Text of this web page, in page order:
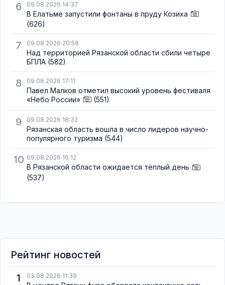
6 09.08.2026 14:37
В Елатьме запустили фонтаны в пруду Козиха
(626)
7 09.08.2026 20:58
Над территорией Рязанской области сбили четыре
БПЛА (582)
8 09.08.2026 17:11
Павел Малков отметил высокий уровень фестиваля
«Небо России»
(551)
9 09.08.2026 18:32
Рязанская область вошла в число лидеров научно-
популярного туризма (544)
10 09.08.2026 16:12
В Рязанской области ожидается тёплый день
(537)
Рейтинг новостей
1
03.08.2026 11:39